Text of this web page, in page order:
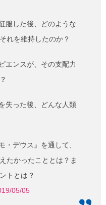
服した後、どのような
れを維持したのか？
エンスが、その支配力
失った後、どんな人類
・デウス』を通して、
たかったこととは？ま
トとは？
05/05